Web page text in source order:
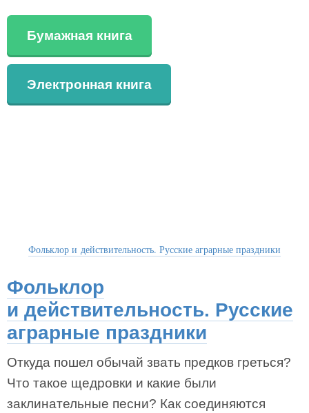
Бумажная книга
Электронная книга
Фольклор и действительность. Русские аграрные праздники
Фольклор
и действительность. Русские
аграрные праздники
Откуда пошел обычай звать предков греться?
Что такое щедровки и какие были
заклинательные песни? Как соединяются